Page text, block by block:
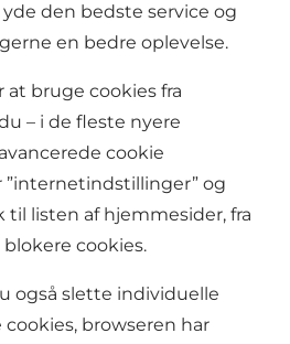
den bedste service og
en bedre oplevelse.
at bruge cookies fra
– i de fleste nyere
cookie
og
til listen af hjemmesider, fra
cookies.
også slette individuelle
cookies, browseren har